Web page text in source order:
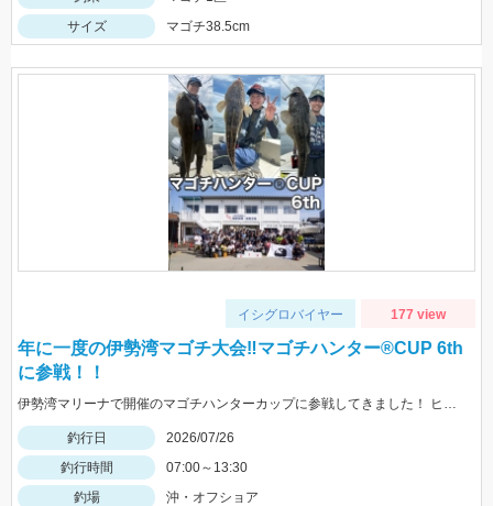
サイズ
マゴチ38.5cm
イシグロバイヤー 177 view
年に一度の伊勢湾マゴチ大会‼マゴチハンター®︎CUP 6th
に参戦！！
伊勢湾マリーナで開催のマゴチハンターカップに参戦してきました！ ヒットルアーはイージーラボ、水波、DUOジャンゴ、ドライブSSギルなど。
釣行日
2026/07/26
釣行時間
07:00～13:30
釣場
沖・オフショア